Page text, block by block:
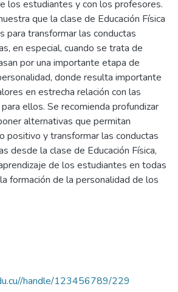
los estudiantes y con los profesores.
que la clase de Educación Física
para transformar las conductas
en especial, cuando se trata de
por una importante etapa de
donde resulta importante
en estrecha relación con las
ellos. Se recomienda profundizar
alternativas que permitan
positivo y transformar las conductas
desde la clase de Educación Física,
de los estudiantes en todas
formación de la personalidad de los
handle/123456789/229